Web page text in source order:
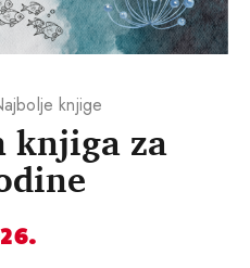
knjiga za
knjige